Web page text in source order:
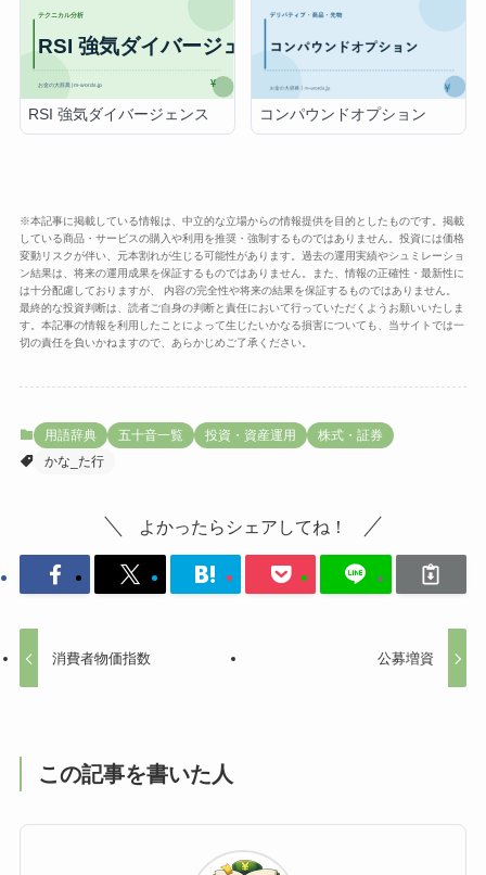
RSI 強気ダイバージェンス コンパウンドオプション
※本記事に掲載している情報は、中立的な立場からの情報提供を目的としたものです。掲載
している商品・サービスの購入や利用を推奨・強制するものではありません。投資には価格
変動リスクが伴い、元本割れが生じる可能性があります。過去の運用実績やシュミレーショ
ン結果は、将来の運用成果を保証するものではありません。また、情報の正確性・最新性に
は十分配慮しておりますが、 内容の完全性や将来の結果を保証するものではありません。
最終的な投資判断は、読者ご自身の判断と責任において行っていただくようお願いいたしま
す。本記事の情報を利用したことによって生じたいかなる損害についても、当サイトでは一
切の責任を負いかねますので、あらかじめご了承ください。
用語辞典 五十音一覧 投資・資産運用
株式・証券
かな_た行
よかったらシェアしてね！
消費者物価指数 公募増資
この記事を書いた人